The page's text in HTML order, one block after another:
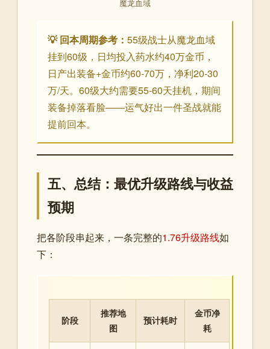
魔龙血域
💡 回本周期参考： 55级战士从魔龙血域
挂到60级，日均投入药水约40万金币，
日产出装备+金币约60-70万，净利20-30
万/天。60级大约需要55-60天挂机，期间
装备掉落看脸——运气好出一件圣战就能
提前回本。
五、总结：最优升级路线与收益
预期
把各阶段串起来，一条完整的1.76升级路线如
下：
阶段
推荐地
图
预计耗时
金币净
耗